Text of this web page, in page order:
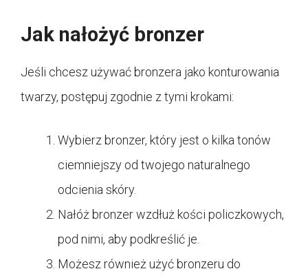
Jak nałożyć bronzer
Jeśli chcesz używać bronzera jako konturowania
twarzy, postępuj zgodnie z tymi krokami:
Wybierz bronzer, który jest o kilka tonów
ciemniejszy od twojego naturalnego
odcienia skóry.
Nałóż bronzer wzdłuż kości policzkowych,
pod nimi, aby podkreślić je.
Możesz również użyć bronzeru do